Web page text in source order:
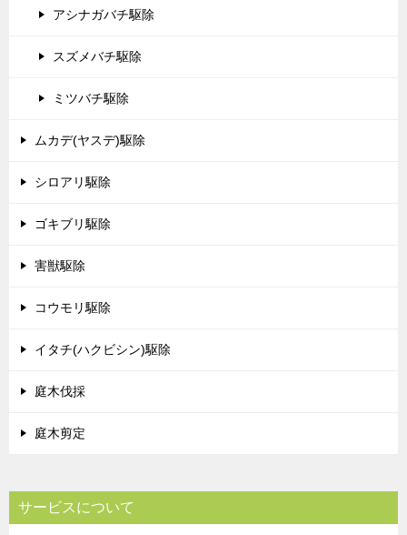
アシナガバチ駆除
スズメバチ駆除
ミツバチ駆除
ムカデ(ヤスデ)駆除
シロアリ駆除
ゴキブリ駆除
害獣駆除
コウモリ駆除
イタチ(ハクビシン)駆除
庭木伐採
庭木剪定
サービスについて